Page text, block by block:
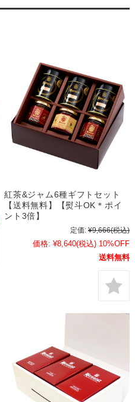
紅茶&ジャム6種ギフトセット
【送料無料】【熨斗OK＊ポイ
ント3倍】
定価: ¥9,666(税込)
価格: ¥8,640(税込) 10%OFF
送料無料